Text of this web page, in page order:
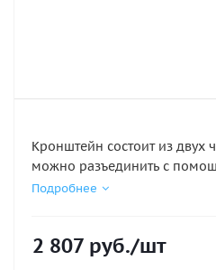
Кронштейн состоит из двух
можно разъединить с
встроенной рукоятки без
для применения с трубой
Подробнее
2 807 руб./шт